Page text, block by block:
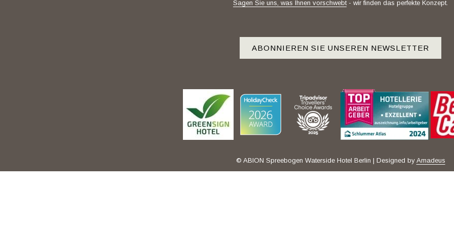
Sagen Sie uns, was Ihnen vorschwebt- wir finden das perfekte Konzept.
ABONNIEREN SIE UNSEREN NEWSLETTER
© ABION Spreebogen Waterside Hotel Berlin | Designed by Amadeus